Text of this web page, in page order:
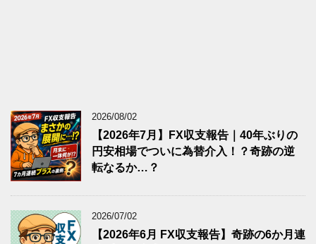
2026/08/02
【2026年7月】FX収支報告｜40年ぶりの
円安相場でついに為替介入！？奇跡の逆
転なるか…？
2026/07/02
【2026年6月 FX収支報告】奇跡の6か月連